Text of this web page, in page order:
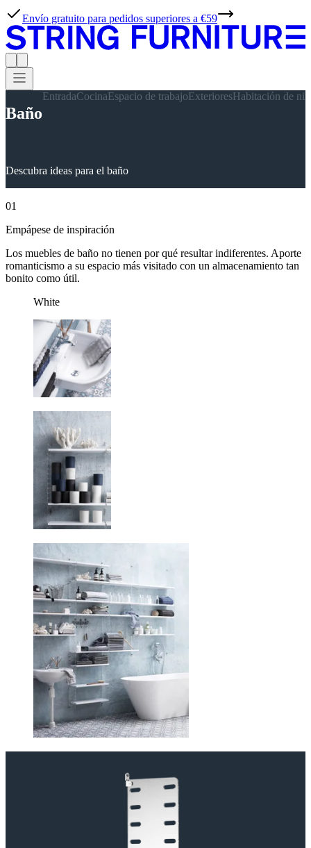
Envío gratuito para pedidos superiores a €59
Baño
EntradaCocinaEspacio de trabajoExterioresHabitación de
Descubra ideas para el baño
01
Empápese de inspiración
Los muebles de baño no tienen por qué resultar indiferentes. Aporte
romanticismo a su espacio más visitado con un almacenamiento tan
bonito como útil.
White